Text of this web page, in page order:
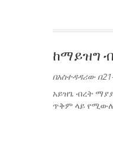
ከማይዝግ
በአስተዳዳሪው
አይዝጌ ብረት
ጥቅም ላይ